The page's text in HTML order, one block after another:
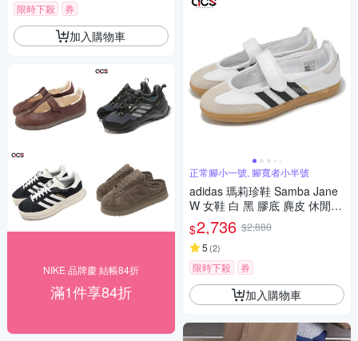
限時下殺 券
加入購物車
NIKE 品牌慶 結帳84折
滿1件享84折
正常腳小一號, 腳寬者小半號
adidas 瑪莉珍鞋 Samba Jane
W 女鞋 白 黑 膠底 麂皮 休閒鞋
復古 愛迪達 JR1402
$2,736 $2,880
5 (2)
限時下殺 券
加入購物車